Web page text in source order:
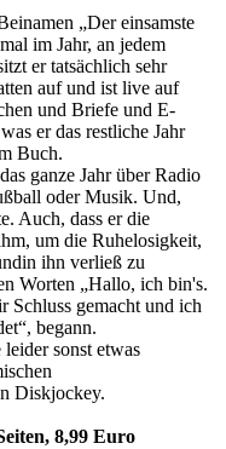
„Der einsamste
im Jahr, an jedem
er tatsächlich sehr
auf und ist live auf
und Briefe und E-
er das restliche Jahr
Buch.
ganze Jahr über Radio
oder Musik. Und,
Auch, dass er die
um die Ruhelosigkeit,
ihn verließ zu
Worten „Hallo, ich bin's.
Schluss gemacht und ich
begann.
sonst etwas
Diskjockey.
8,99 Euro